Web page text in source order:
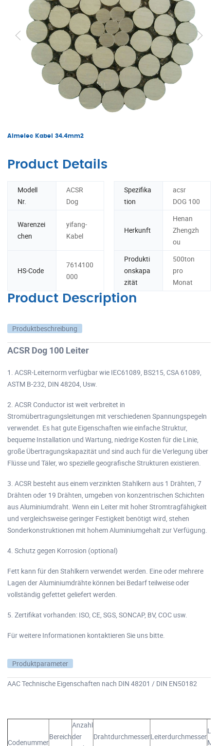
Almelec Kabel 34.4mm2
Product Details
Modell
Nr.
ACSR
Dog
Spezifika
tion
acsr
DOG 100
Warenzei
chen
yifang-
Kabel
Herkunft
Henan
Zhengzh
ou
HS-Code
7614100
000
Produkti
onskapa
zität
500ton
pro
Monat
Product Description
Produktbeschreibung
ACSR Dog 100 Leiter
1. ACSR-Leiternorm verfügbar wie IEC61089, BS215, CSA 61089,
ASTM B-232, DIN 48204, Usw.
2. ACSR Conductor ist weit verbreitet in
Stromübertragungsleitungen mit verschiedenen Spannungspegeln
verwendet. Es hat gute Eigenschaften wie einfache Struktur,
bequeme Installation und Wartung, niedrige Kosten für die Linie,
große Übertragungskapazität und sind auch für die Verlegung über
Flüsse und Täler, wo spezielle geografische Strukturen existieren.
3. ACSR besteht aus einem verzinkten Stahlkern aus 1 Drähten, 7
Drähten oder 19 Drähten, umgeben von konzentrischen Schichten
aus Aluminiumdraht. Wenn ein Leiter mit hoher Stromtragfähigkeit
und vergleichsweise geringer Festigkeit benötigt wird, stehen
Sonderkonstruktionen mit hohem Aluminiumgehalt zur Verfügung.
4. Schutz gegen Korrosion (optional)
Fett kann für den Stahlkern verwendet werden. Eine oder mehrere
Lagen der Aluminiumdrähte können bei Bedarf teilweise oder
vollständig gefettet geliefert werden.
5. Zertifikat vorhanden: ISO, CE, SGS, SONCAP, BV, COC usw.
Für weitere Informationen kontaktieren Sie uns bitte.
Produktparameter
AAC Technische Eigenschaften nach DIN 48201 / DIN EN50182
Codenummer
Bereich
Anzahl
der
DrahtdurchmesserLeiterdurchmesser